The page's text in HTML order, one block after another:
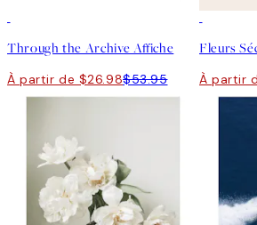
Through the Archive Affiche
À partir de $26.98$53.95
Fleurs
À partir